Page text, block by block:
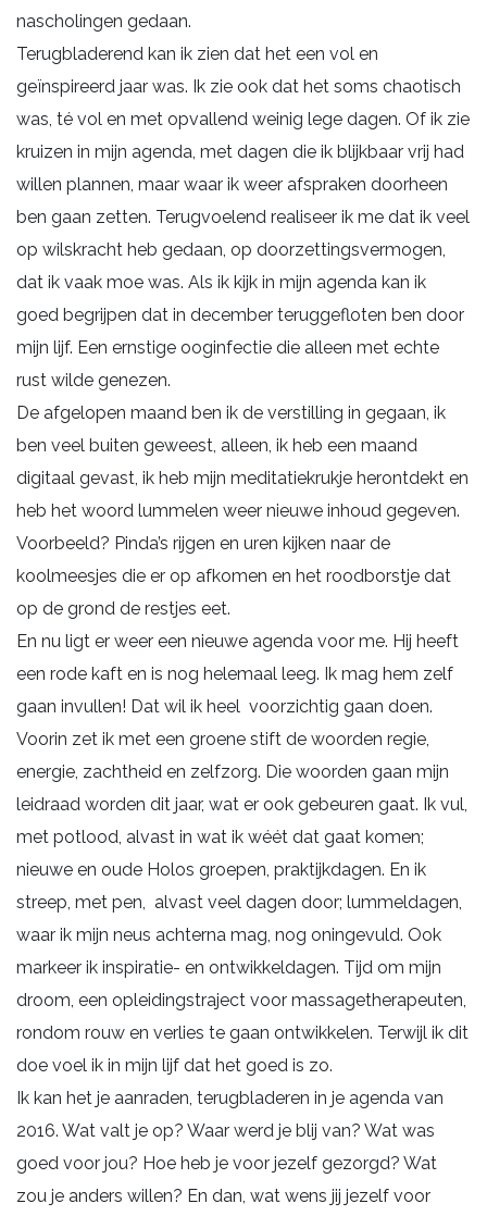
nascholingen gedaan.
Terugbladerend kan ik zien dat het een vol en
geïnspireerd jaar was. Ik zie ook dat het soms chaotisch
was, té vol en met opvallend weinig lege dagen. Of ik zie
kruizen in mijn agenda, met dagen die ik blijkbaar vrij had
willen plannen, maar waar ik weer afspraken doorheen
ben gaan zetten. Terugvoelend realiseer ik me dat ik veel
op wilskracht heb gedaan, op doorzettingsvermogen,
dat ik vaak moe was. Als ik kijk in mijn agenda kan ik
goed begrijpen dat in december teruggefloten ben door
mijn lijf. Een ernstige ooginfectie die alleen met echte
rust wilde genezen.
De afgelopen maand ben ik de verstilling in gegaan, ik
ben veel buiten geweest, alleen, ik heb een maand
digitaal gevast, ik heb mijn meditatiekrukje herontdekt en
heb het woord lummelen weer nieuwe inhoud gegeven.
Voorbeeld? Pinda’s rijgen en uren kijken naar de
koolmeesjes die er op afkomen en het roodborstje dat
op de grond de restjes eet.
En nu ligt er weer een nieuwe agenda voor me. Hij heeft
een rode kaft en is nog helemaal leeg. Ik mag hem zelf
gaan invullen! Dat wil ik heel voorzichtig gaan doen.
Voorin zet ik met een groene stift de woorden regie,
energie, zachtheid en zelfzorg. Die woorden gaan mijn
leidraad worden dit jaar, wat er ook gebeuren gaat. Ik vul,
met potlood, alvast in wat ik wéét dat gaat komen;
nieuwe en oude Holos groepen, praktijkdagen. En ik
streep, met pen, alvast veel dagen door; lummeldagen,
waar ik mijn neus achterna mag, nog oningevuld. Ook
markeer ik inspiratie- en ontwikkeldagen. Tijd om mijn
droom, een opleidingstraject voor massagetherapeuten,
rondom rouw en verlies te gaan ontwikkelen. Terwijl ik dit
doe voel ik in mijn lijf dat het goed is zo.
Ik kan het je aanraden, terugbladeren in je agenda van
2016. Wat valt je op? Waar werd je blij van? Wat was
goed voor jou? Hoe heb je voor jezelf gezorgd? Wat
zou je anders willen? En dan, wat wens jij jezelf voor